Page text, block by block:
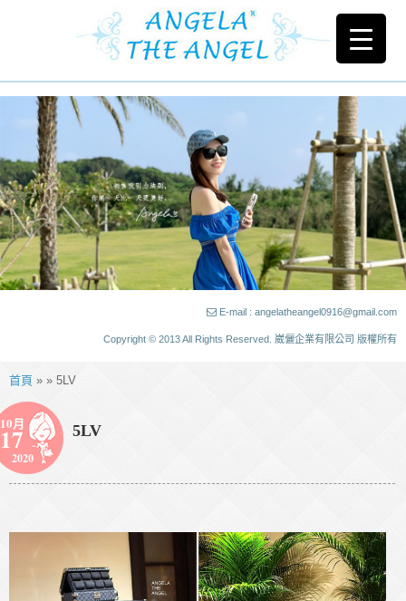
E-mail : angelatheangel0916@gmail.com
Copyright © 2013 All Rights Reserved. 崴儷企業有限公司 版權所有
首頁 » » 5LV
10月
17
2020
5LV